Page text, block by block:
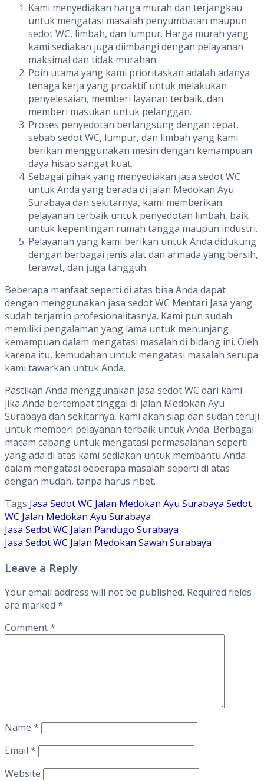
Kami menyediakan harga murah dan terjangkau
untuk mengatasi masalah penyumbatan maupun
sedot WC, limbah, dan lumpur. Harga murah yang
kami sediakan juga diimbangi dengan pelayanan
maksimal dan tidak murahan.
Poin utama yang kami prioritaskan adalah adanya
tenaga kerja yang proaktif untuk melakukan
penyelesaian, memberi layanan terbaik, dan
memberi masukan untuk pelanggan.
Proses penyedotan berlangsung dengan cepat,
sebab sedot WC, lumpur, dan limbah yang kami
berikan menggunakan mesin dengan kemampuan
daya hisap sangat kuat.
Sebagai pihak yang menyediakan jasa sedot WC
untuk Anda yang berada di jalan Medokan Ayu
Surabaya dan sekitarnya, kami memberikan
pelayanan terbaik untuk penyedotan limbah, baik
untuk kepentingan rumah tangga maupun industri.
Pelayanan yang kami berikan untuk Anda didukung
dengan berbagai jenis alat dan armada yang bersih,
terawat, dan juga tangguh.
Beberapa manfaat seperti di atas bisa Anda dapat
dengan menggunakan jasa sedot WC Mentari Jasa yang
sudah terjamin profesionalitasnya. Kami pun sudah
memiliki pengalaman yang lama untuk menunjang
kemampuan dalam mengatasi masalah di bidang ini. Oleh
karena itu, kemudahan untuk mengatasi masalah serupa
kami tawarkan untuk Anda.
Pastikan Anda menggunakan jasa sedot WC dari kami
jika Anda bertempat tinggal di jalan Medokan Ayu
Surabaya dan sekitarnya, kami akan siap dan sudah teruji
untuk memberi pelayanan terbaik untuk Anda. Berbagai
macam cabang untuk mengatasi permasalahan seperti
yang ada di atas kami sediakan untuk membantu Anda
dalam mengatasi beberapa masalah seperti di atas
dengan mudah, tanpa harus ribet.
Tags Jasa Sedot WC Jalan Medokan Ayu Surabaya Sedot
WC Jalan Medokan Ayu Surabaya
Post
navigation
Jasa Sedot WC Jalan Pandugo Surabaya
Jasa Sedot WC Jalan Medokan Sawah Surabaya
Leave a Reply
Your email address will not be published. Required fields
are marked *
Comment*
Name *
Email *
Website